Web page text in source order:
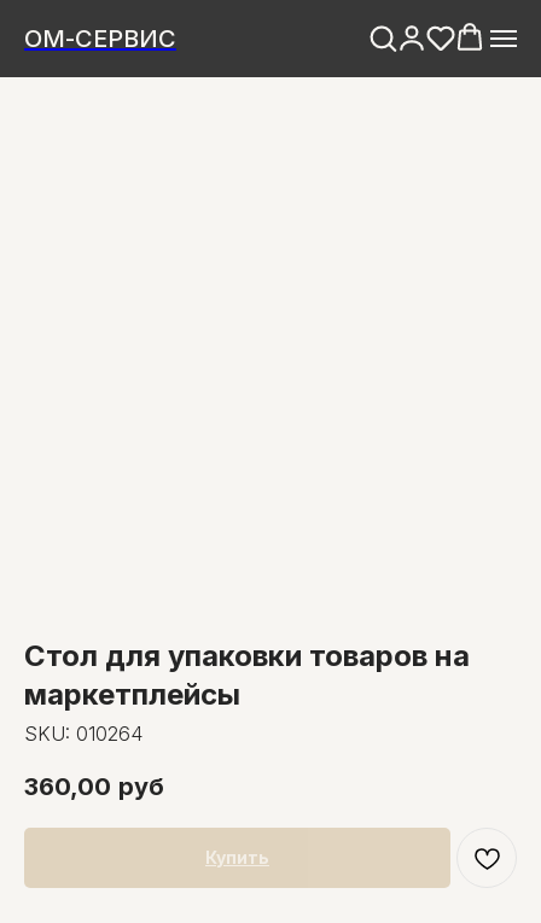
ОМ-СЕРВИС
Стол для упаковки товаров на
маркетплейсы
SKU: 010264
360,00 руб
Купить